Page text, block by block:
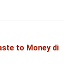
to Money di